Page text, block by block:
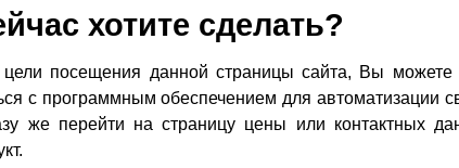
хотите сделать?
цели посещения данной страницы сайта, Вы можете
с программным обеспечением для автоматизации
же перейти на страницу цены или контактных